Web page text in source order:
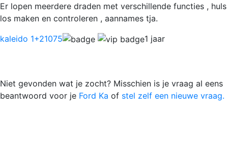
Er lopen meerdere draden met verschillende functies , huls
los maken en controleren , aannames tja.
kaleido 1+21075 1 jaar
Niet gevonden wat je zocht? Misschien is je vraag al eens
beantwoord voor je Ford Ka of stel zelf een nieuwe vraag.